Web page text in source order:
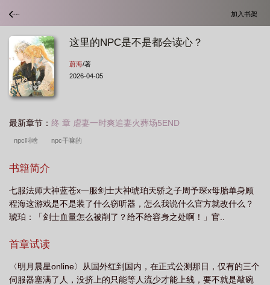
加入书架
这里的NPC是不是都会读心？
蔚海/著
2026-04-05
最新章节： 终 章 虐妻一时爽追妻火葬场5END
npc叫啥 npc干嘛的
书籍简介
七服法师大神蓝苍x一服剑士大神琥珀天骄之子周予琛x母胎单身顾
程海这游戏是不是装了什么窃听器，怎么我说什么官方就改什么？
琥珀：「剑士血量怎么被削了？给不给容身之处啊！」官..
首章试读
〈明月晨星online〉从国外红到国内，在正式公测那日，仅有的三个
伺服器塞满了人，没挤上的只能等人流少才能上线，要不就是敲碗